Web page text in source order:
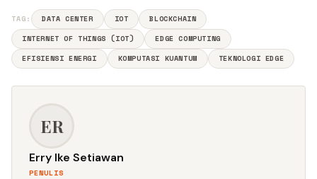
TAG: DATA CENTER IOT
BLOCKCHAIN
INTERNET OF THINGS (IOT)
EDGE COMPUTING
EFISIENSI ENERGI
KOMPUTASI KUANTUM TEKNOLOGI EDGE
ER
Erry Ike Setiawan
PENULIS